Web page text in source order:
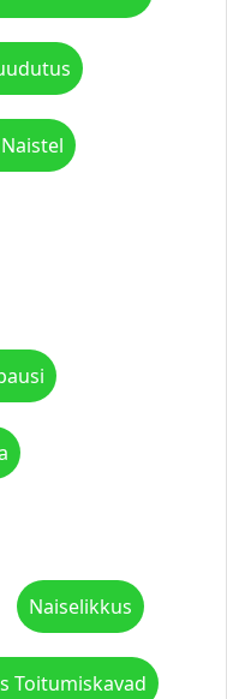
Naiselikkus
Toitumiskavad